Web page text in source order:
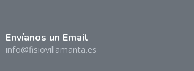
Envíanos un Email
info@fisiovillamanta.es